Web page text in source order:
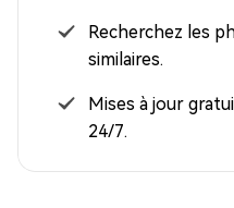
Recherchez les
similaires.
Mises à jour
24/7.